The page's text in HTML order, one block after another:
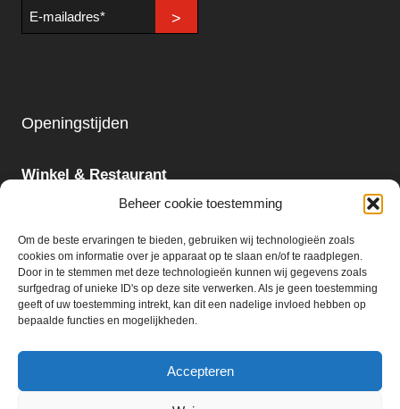
Beheer cookie toestemming
Om de beste ervaringen te bieden, gebruiken wij technologieën zoals
cookies om informatie over je apparaat op te slaan en/of te raadplegen.
Door in te stemmen met deze technologieën kunnen wij gegevens zoals
surfgedrag of unieke ID's op deze site verwerken. Als je geen toestemming
geeft of uw toestemming intrekt, kan dit een nadelige invloed hebben op
bepaalde functies en mogelijkheden.
Accepteren
E-
mailadres
>
Openingstijden
Winkel & Restaurant
Maandag - Zondag
Slijterij:
Maandag - Zaterdag
09:00 - 18:00